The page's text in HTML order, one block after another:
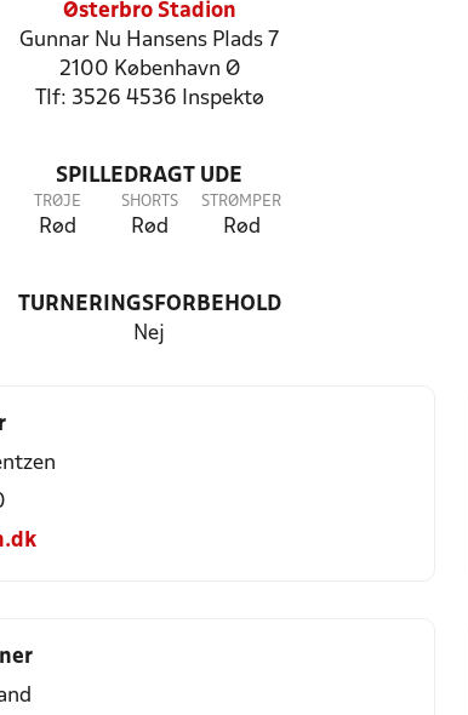
Østerbro Stadion
Gunnar Nu Hansens Plads 7
2100 København Ø
Tlf: 3526 4536 Inspektø
SPILLEDRAGT UDE
TRØJE
Rød
SHORTS
Rød
STRØMPER
Rød
TURNERINGSFORBEHOLD
Nej